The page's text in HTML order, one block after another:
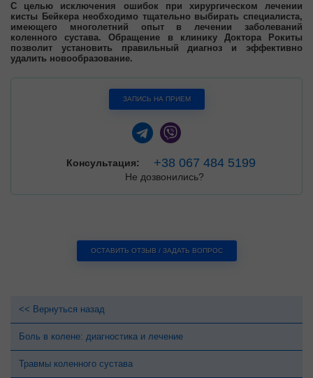
<< Вернуться назад
Боль в колене: диагностика и лечение
Травмы коленного сустава
С целью исключения ошибок при хирургическом лечении
кисты Бейкера необходимо тщательно выбирать специалиста,
имеющего многолетний опыт в лечении заболеваний
коленного сустава. Обращение в клинику Доктора Рокиты
позволит установить правильный диагноз и эффективно
удалить новообразование.
ЗАПИСЬ НА ПРИЕМ
Консультация: +38 067 484 5199
Не дозвонились?
ОСТАВИТЬ ОТЗЫВ / ЗАДАТЬ ВОПРОС